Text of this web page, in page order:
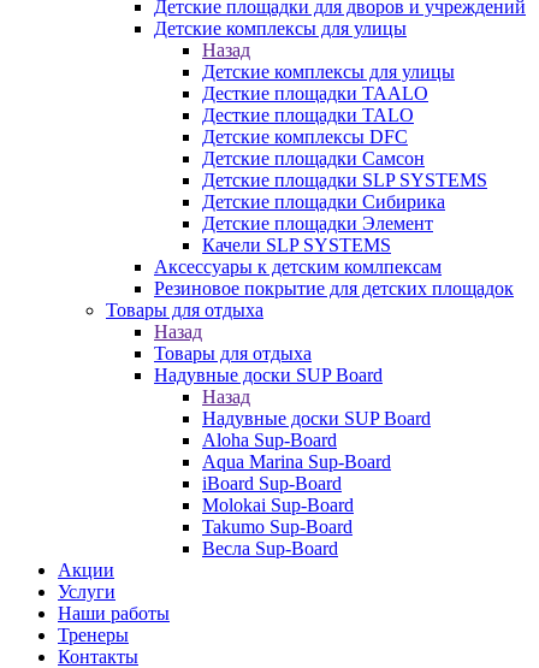
Детские площадки для дворов и учреждений
Детские комплексы для улицы
Назад
Детские комплексы для улицы
Десткие площадки TAALO
Десткие площадки TALO
Детские комплексы DFC
Детские площадки Самсон
Детские площадки SLP SYSTEMS
Детские площадки Сибирика
Детские площадки Элемент
Качели SLP SYSTEMS
Аксессуары к детским комлпексам
Резиновое покрытие для детских площадок
Товары для отдыха
Назад
Товары для отдыха
Надувные доски SUP Board
Назад
Надувные доски SUP Board
Aloha Sup-Board
Aqua Marina Sup-Board
iBoard Sup-Board
Molokai Sup-Board
Takumo Sup-Board
Весла Sup-Board
Акции
Услуги
Наши работы
Тренеры
Контакты